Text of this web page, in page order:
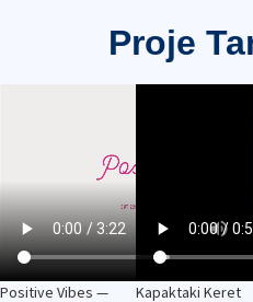
Proje
Positive Vibes — Kapaktaki Keret